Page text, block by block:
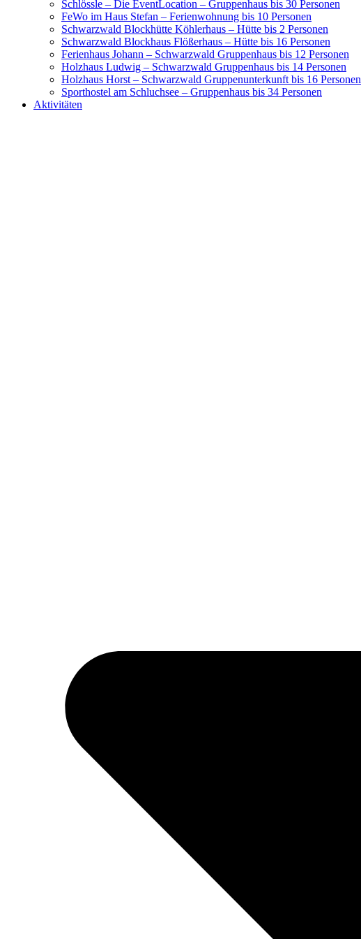
Schlössle – Die EventLocation – Gruppenhaus bis 30 Personen
FeWo im Haus Stefan – Ferienwohnung bis 10 Personen
Schwarzwald Blockhütte Köhlerhaus – Hütte bis 2 Personen
Schwarzwald Blockhaus Flößerhaus – Hütte bis 16 Personen
Ferienhaus Johann – Schwarzwald Gruppenhaus bis 12 Personen
Holzhaus Ludwig – Schwarzwald Gruppenhaus bis 14 Personen
Holzhaus Horst – Schwarzwald Gruppenunterkunft bis 16 Personen
Sporthostel am Schluchsee – Gruppenhaus bis 34 Personen
Aktivitäten